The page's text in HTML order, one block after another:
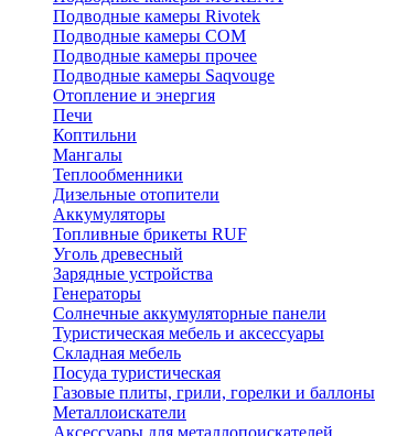
Подводные камеры Rivotek
Подводные камеры СОМ
Подводные камеры прочее
Подводные камеры Saqvouge
Отопление и энергия
Печи
Коптильни
Мангалы
Теплообменники
Дизельные отопители
Аккумуляторы
Топливные брикеты RUF
Уголь древесный
Зарядные устройства
Генераторы
Солнечные аккумуляторные панели
Туристическая мебель и аксессуары
Складная мебель
Посуда туристическая
Газовые плиты, грили, горелки и баллоны
Металлоискатели
Аксессуары для металлопоискателей